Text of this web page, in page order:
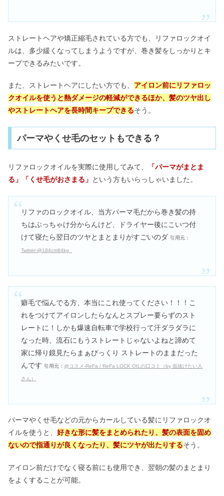
ストレートヘアや矯正縮毛されている方でも、リファロックオイ
ルは、多少緩くなってしまうようですが、巻き髪をしっかりとキ
ープできるみたいです。
また、ストレートヘアにしたい方でも、 アイロン前にリファロッ
クオイルを使うと熱ダメージの軽減ができるほか、髪のツヤ出し
やストレートヘアを長時間キープできるそう。
パーマやくせ毛のセットもできる？
リファロックオイルを実際に使用してみて、
「パーマがまとま
る」「くせ毛がおさまる」 という方もいらっしゃいました。
リファのロックオイル、当方パーマ毛だから巻き髪の持
ちはぶっちゃけ分からんけど、ドライヤー後にこいつ付
けて寝たら翌日のツヤとまとまりがすごいのダ 引用元：
Twitter-@184cm84kg_
癖毛で悩んでる方、本当にこれ使ってください！！！こ
れをつけてアイロンしたらなんとスプレー要らずのスト
レートに！しかも爆速自転車で学校行って汗ダラダラに
なった時、流石にもうストレートじゃないよねと諦めて
家に帰り鏡見たらまぁびっくり ストレートのままだった
んです 引用元： @コスメ-ReFa / ReFa LOCK OILの口コミ（by 垢抜けたい人
さん）
パーマやくせ毛などの元からカールしている髪にリファロックオ
イルを使うと、 好きな形に髪をまとめられたり、髪の表面を固め
ないので指通りが良くなったり、髪にツヤが出たりするそう。
アイロン前だけでなく寝る前にも使用でき、翌朝の髪のまとまり
をよくすることが可能。